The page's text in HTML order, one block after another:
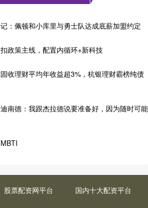
：佩顿和小库里与勇士队达成底薪加盟约定
政策主线，配置内循环+新科技
收理财平均年收益超3%，杭银理财霸榜纯债
南德：我跟杰拉德说要准备好，因为随时可能
股票配资网平台 国内十大配资平台